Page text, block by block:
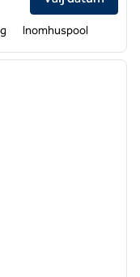
Inomhuspool
nästa